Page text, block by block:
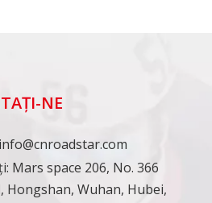
NE
info@cnroadstar.com
Mars space 206, No. 366
Hongshan, Wuhan, Hubei,